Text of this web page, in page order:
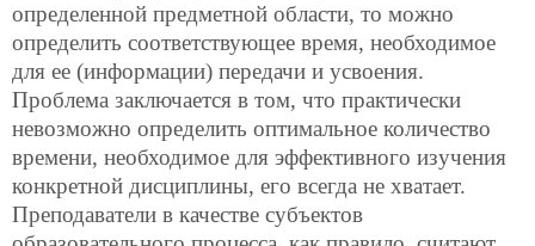
определенной предметной области, то можно
определить соответствующее время, необходимое
для ее (информации) передачи и усвоения.
Проблема заключается в том, что практически
невозможно определить оптимальное количество
времени, необходимое для эффективного изучения
конкретной дисциплины, его всегда не хватает.
Преподаватели в качестве субъектов